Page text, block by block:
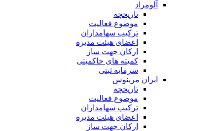
آلومراد
تاریخچه
موضوع فعالیت
ترکیب سهامداران
اعضای هیئت مدیره
ارکان جهت ساز
کمیته های حاکمیتی
سرمایه ثبتی
ایران مرینوس
تاریخچه
موضوع فعالیت
ترکیب سهامداران
اعضای هیئت مدیره
ارکان جهت ساز